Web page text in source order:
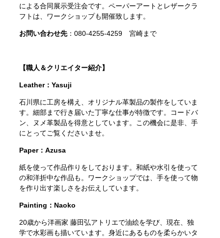
による合同展示受注会です。ペーパーアートとレザークラ
フトは、ワークショップも開催致します。
お問い合わせ先：080-4255-4259 宮崎まで
【職人＆クリエイター紹介】
Leather：Yasuji
石川県に工房を構え、オリジナル革製品の製作をしていま
す。細部まで行き届いた丁寧な仕事が特徴です。コードバ
ン、ヌメ革製品を得意としています。この機会に是非、手
にとってご覧くださいませ。
Paper：Azusa
紙を使って作品作りをしております。和紙や水引を使って
の和洋折中な作品も。ワークショップでは、手を使って物
を作り出す楽しさをお伝えしています。
Painting：Naoko
20歳から洋画家 藤田弘アトリエで油絵を学び、現在、独
学で水彩画も描いています。身近にあるものを柔らかいタ